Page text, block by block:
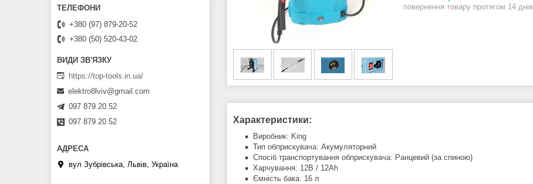
повернення товару протягом 14 днів
Характеристики:
Виробник: King
Тип обприскувача: Акумуляторний
Спосіб транспортування обприскувача: Ранцевий (за спиною)
Харчування: 12В / 12Ah
Ємність бака: 16 л
+380 (97) 879-20-52
+380 (50) 520-43-02
https://top-tools.in.ua/
elektro8lviv@gmail.com
097 879 20 52
097 879 20 52
вул Зубрівська, Львів, Україна